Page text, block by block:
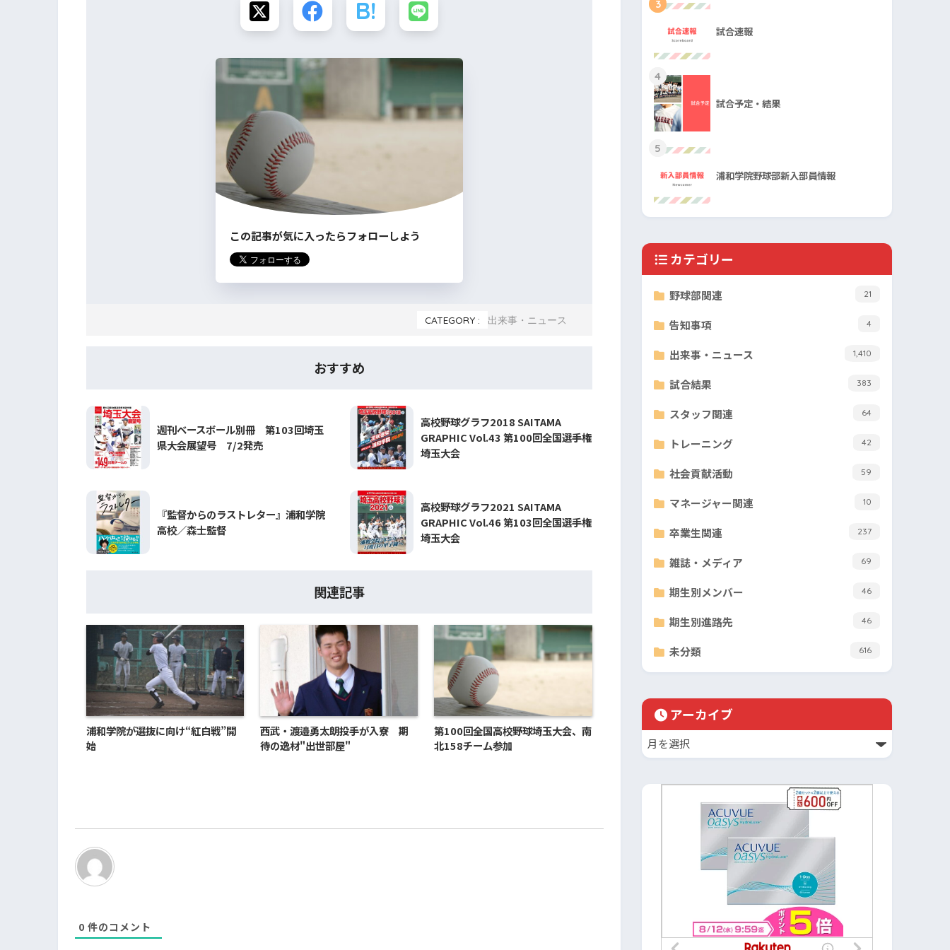
この記事が気に入ったらフォローしよう
CATEGORY : 出来事・ニュース
おすすめ
週刊ベースボール別冊 第103回埼玉
県大会展望号 7/2発売
高校野球グラフ2018 SAITAMA
GRAPHIC Vol.43 第100回全国選手権
埼玉大会
『監督からのラストレター』浦和学院
高校／森士監督
高校野球グラフ2021 SAITAMA
GRAPHIC Vol.46 第103回全国選手権
埼玉大会
関連記事
浦和学院が選抜に向け“紅白戦”開
始
西武・渡邉勇太朗投手が入寮 期
待の逸材"出世部屋"
第100回全国高校野球埼玉大会、南
北158チーム参加
0 件のコメント
3
試合速報
4
試合予定・結果
5
浦和学院野球部新入部員情報
カテゴリー
野球部関連 21
告知事項 4
出来事・ニュース 1,410
試合結果 383
スタッフ関連 64
トレーニング 42
社会貢献活動 59
マネージャー関連 10
卒業生関連 237
雑誌・メディア 69
期生別メンバー 46
期生別進路先 46
未分類 616
アーカイブ